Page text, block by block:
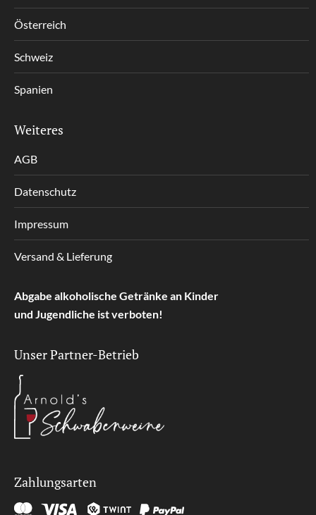
Österreich
Schweiz
Spanien
Weiteres
AGB
Datenschutz
Impressum
Versand & Lieferung
Abgabe alkoholische Getränke an Kinder
und Jugendliche ist verboten!
Unser Partner-Betrieb
Zahlungsarten